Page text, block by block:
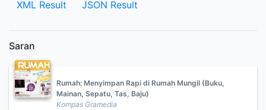
XML Result JSON Result
Saran
Rumah: Menyimpan Rapi di Rumah Mungil (Buku,
Mainan, Sepatu, Tas, Baju)
Kompas Gramedia